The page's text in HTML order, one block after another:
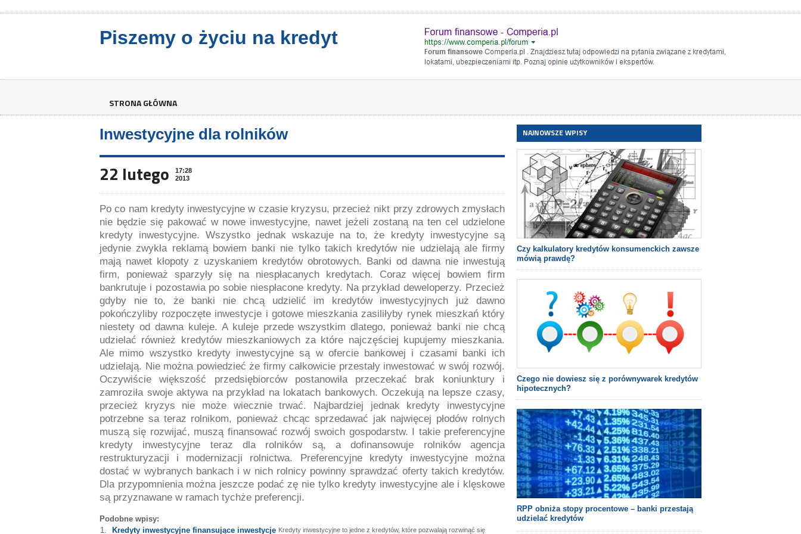
Piszemy o życiu na kredyt
STRONA GŁÓWNA
Inwestycyjne dla rolników
22 lutego
17:28
2013
Po co nam kredyty inwestycyjne w czasie kryzysu, przecież nikt przy zdrowych zmysłach
nie będzie się pakować w nowe inwestycyjne, nawet jeżeli zostaną na ten cel udzielone
kredyty inwestycyjne. Wszystko jednak wskazuje na to, że kredyty inwestycyjne są
jedynie zwykła reklamą bowiem banki nie tylko takich kredytów nie udzielają ale firmy
mają nawet kłopoty z uzyskaniem kredytów obrotowych. Banki od dawna nie inwestują
firm, ponieważ sparzyły się na niespłacanych kredytach. Coraz więcej bowiem firm
bankrutuje i pozostawia po sobie niespłacone kredyty. Na przykład deweloperzy. Przecież
gdyby nie to, że banki nie chcą udzielić im kredytów inwestycyjnych już dawno
pokończyliby rozpoczęte inwestycje i gotowe mieszkania zasiliłyby rynek mieszkań który
niestety od dawna kuleje. A kuleje przede wszystkim dlatego, ponieważ banki nie chcą
udzielać również kredytów mieszkaniowych za które najczęściej kupujemy mieszkania.
Ale mimo wszystko kredyty inwestycyjne są w ofercie bankowej i czasami banki ich
udzielają. Nie można powiedzieć że firmy całkowicie przestały inwestować w swój rozwój.
Oczywiście większość przedsiębiorców postanowiła przeczekać brak koniunktury i
zamroziła swoje aktywa na przykład na lokatach bankowych. Oczekują na lepsze czasy,
przecież kryzys nie może wiecznie trwać. Najbardziej jednak kredyty inwestycyjne
potrzebne sa teraz rolnikom, ponieważ chcąc sprzedawać jak najwięcej płodów rolnych
muszą się rozwijać, muszą finansować rozwój swoich gospodarstw. I takie preferencyjne
kredyty inwestycyjne teraz dla rolników są, a dofinansowuje rolników agencja
restrukturyzacji i modernizacji rolnictwa. Preferencyjne kredyty inwestycyjne można
dostać w wybranych bankach i w nich rolnicy powinny sprawdzać oferty takich kredytów.
Dla przypomnienia można jeszcze podać zę nie tylko kredyty inwestycyjne ale i klęskowe
są przyznawane w ramach tychże preferencji.
Podobne wpisy:
Kredyty inwestycyjne finansujące inwestycje Kredyty inwestycyjne to jedne z kredytów, które pozwalają rozwinąć się
NAJNOWSZE WPISY
Czy kalkulatory kredytów konsumenckich zawsze
mówią prawdę?
Czego nie dowiesz się z porównywarek kredytów
hipotecznych?
RPP obniża stopy procentowe – banki przestają
udzielać kredytów